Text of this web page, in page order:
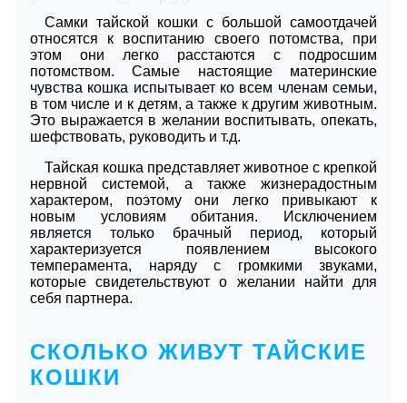
Самки тайской кошки с большой самоотдачей
относятся к воспитанию своего потомства, при
этом они легко расстаются с подросшим
потомством. Самые настоящие материнские
чувства кошка испытывает ко всем членам семьи,
в том числе и к детям, а также к другим животным.
Это выражается в желании воспитывать, опекать,
шефствовать, руководить и т.д.
Тайская кошка представляет животное с крепкой
нервной системой, а также жизнерадостным
характером, поэтому они легко привыкают к
новым условиям обитания. Исключением
является только брачный период, который
характеризуется появлением высокого
темперамента, наряду с громкими звуками,
которые свидетельствуют о желании найти для
себя партнера.
СКОЛЬКО ЖИВУТ ТАЙСКИЕ
КОШКИ